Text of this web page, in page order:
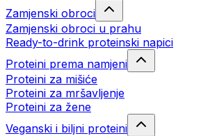
Zamjenski obroci
Zamjenski obroci u prahu
Ready-to-drink proteinski napici
Proteini prema namjeni
Proteini za mišiće
Proteini za mršavljenje
Proteini za žene
Veganski i biljni proteini